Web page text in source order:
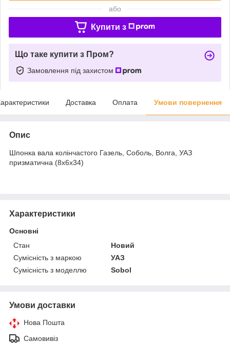
або
Купити з
Що таке купити з Пром?
Замовлення під захистом
Доставка Оплата Умови повернення
Опис
Шпонка вала колінчастого Газель, Соболь, Волга, УАЗ
призматична (8х6х34)
Характеристики
Основні
Стан
Новий
Сумісність з маркою
УАЗ
Сумісність з моделлю
Sobol
Умови доставки
Нова Пошта
Самовивіз